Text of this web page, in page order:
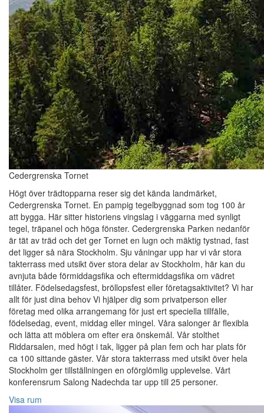
Cedergrenska Tornet
Högt över trädtopparna reser sig det kända landmärket,
Cedergrenska Tornet. En pampig tegelbyggnad som tog 100 år
att bygga. Här sitter historiens vingslag i väggarna med synligt
tegel, träpanel och höga fönster. Cedergrenska Parken nedanför
är tät av träd och det ger Tornet en lugn och mäktig tystnad, fast
det ligger så nära Stockholm. Sju våningar upp har vi vår stora
takterrass med utsikt över stora delar av Stockholm, här kan du
avnjuta både förmiddagsfika och eftermiddagsfika om vädret
tillåter. Födelsedagsfest, bröllopsfest eller företagsaktivitet? Vi har
allt för just dina behov Vi hjälper dig som privatperson eller
företag med olika arrangemang för just ert speciella tillfälle,
födelsedag, event, middag eller mingel. Våra salonger är flexibla
och lätta att möblera om efter era önskemål. Vår stolthet
Riddarsalen, med högt i tak, ligger på plan fem och har plats för
ca 100 sittande gäster. Vår stora takterrass med utsikt över hela
Stockholm ger tillställningen en oförglömlig upplevelse. Vårt
konferensrum Salong Nadechda tar upp till 25 personer.
Visa rum